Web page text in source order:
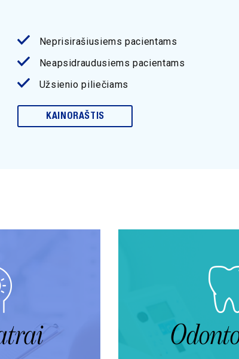
Neprisirašiusiems pacientams
Neapsidraudusiems pacientams
Užsienio piliečiams
KAINORAŠTIS